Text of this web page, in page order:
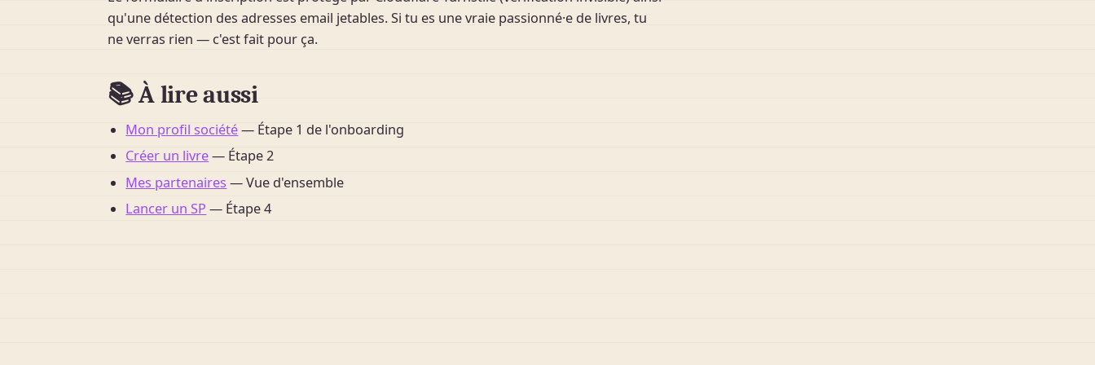
qu'une détection des adresses email jetables. Si tu es une vraie passionné·e de livres, tu
ne verras rien — c'est fait pour ça.
📚 À lire aussi
Mon profil société— Étape 1 de l'onboarding
Créer un livre— Étape 2
Mes partenaires — Vue d'ensemble
Lancer un SP — Étape 4